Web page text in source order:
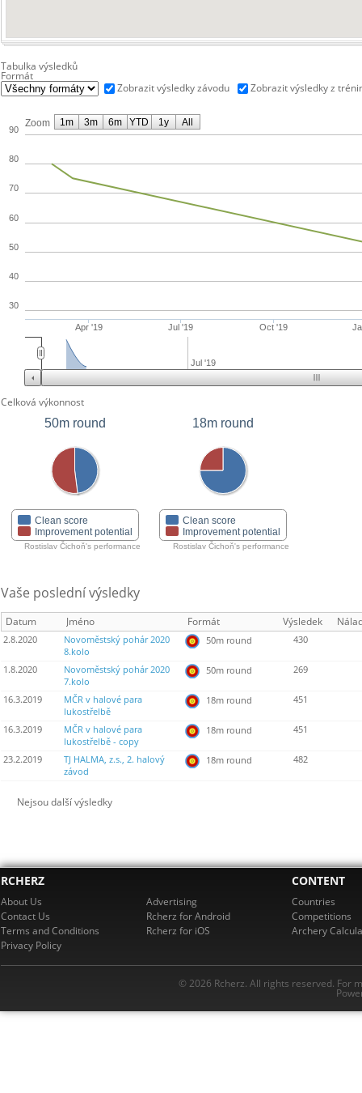
Tabulka výsledků
Formát
Zobrazit výsledky závodu
Zobrazit výsledky z
Zoom
Apr '19 Jul '19 Oct '19
30
40
50
60
70
80
90
Jul '19
1m 3m 6m YTD 1y All
Celková výkonnost
50m round
Clean score
Improvement potential
Rostislav Čichoň's performance
18m round
Clean score
Improvement potential
Rostislav Čichoň's performance
Vaše poslední výsledky
Datum Jméno Formát Výsledek
2.8.2020
Novoměstský pohár 2020
8.kolo
50m round 430
1.8.2020
Novoměstský pohár 2020
7.kolo
50m round 269
16.3.2019
MČR v halové para
lukostřelbě
18m round 451
16.3.2019
MČR v halové para
lukostřelbě - copy
18m round 451
23.2.2019
TJ HALMA, z.s., 2. halový
závod
18m round 482
Nejsou další výsledky
RCHERZ
About Us
Contact Us
Terms and Conditions
Privacy Policy
Advertising
Rcherz for Android
Rcherz for iOS
CONTENT
Countries
Competitions
Archery
© 2026 Rcherz. All rights reserved. For